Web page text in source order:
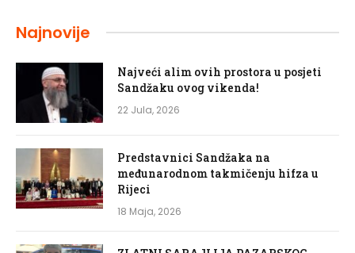
Najnovije
Najveći alim ovih prostora u posjeti
Sandžaku ovog vikenda!
22 Jula, 2026
Predstavnici Sandžaka na
međunarodnom takmičenju hifza u
Rijeci
18 Maja, 2026